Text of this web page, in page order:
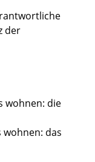
der
wohnen: die
wohnen: das